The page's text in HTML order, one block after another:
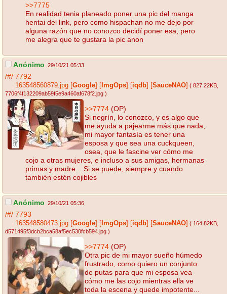
>>7775
En realidad tenia planeado poner una pic del manga
hentai del link, pero como hispachan no me dejo por
alguna razón que no conozco decidí poner esa, pero
me alegra que te gustara la pic anon
Anónimo 29/10/21 05:33
/#/ 7792
163548560879.jpg Google ImgOps iqdb SauceNAO ( 827.22KB
7706f4f132209ab59f5e9a460af678f2.jpg )
>>7774 (OP)
Si negrín, lo conozco, y es algo que
me ayuda a pajearme más que nada,
mi mayor fantasía es tener una
esposa y que sea una cuckqueen,
osea, que le fascine ver cómo me
cojo a otras mujeres, e incluso a sus amigas, hermanas
primas y madre... Si se puede, siempre y cuando
también estén cojibles
Anónimo 29/10/21 05:36
/#/ 7793
163548580473.jpg Google ImgOps iqdb SauceNAO ( 164.82KB
d571495f3dcb2bca58af5ec530fcb594.jpg )
>>7774 (OP)
Otra pic de mi mayor sueño húmedo
frustrado, como quiero un conjunto
de putas para que mi esposa vea
cómo me las cojo mientras ella ve
toda la escena y quede impotente...